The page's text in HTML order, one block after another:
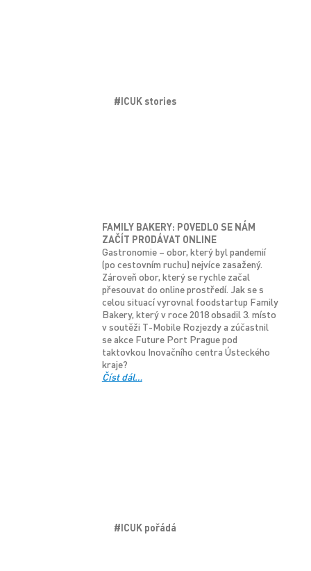
#ICUK stories
FAMILY BAKERY: POVEDLO SE NÁM
ZAČÍT PRODÁVAT ONLINE
Gastronomie – obor, který byl pandemií
(po cestovním ruchu) nejvíce zasažený.
Zároveň obor, který se rychle začal
přesouvat do online prostředí. Jak se s
celou situací vyrovnal foodstartup Family
Bakery, který v roce 2018 obsadil 3. místo
v soutěži T-Mobile Rozjezdy a zúčastnil
se akce Future Port Prague pod
taktovkou Inovačního centra Ústeckého
kraje?
Číst dál…
#ICUK pořádá